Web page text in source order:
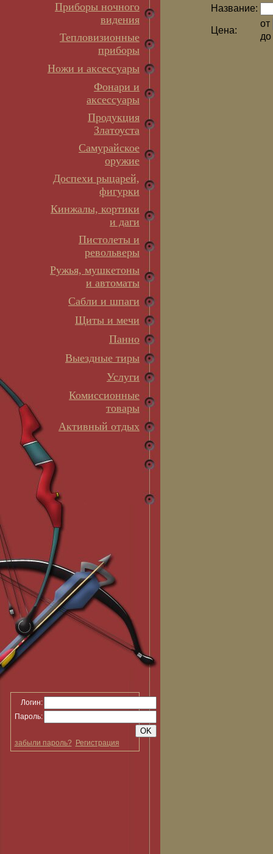
Приборы ночного
видения
Тепловизионные
приборы
Ножи и аксессуары
Фонари и
аксессуары
Продукция
Златоуста
Самурайское
оружие
Доспехи рыцарей,
фигурки
Кинжалы, кортики
и даги
Пистолеты и
револьверы
Ружья, мушкетоны
и автоматы
Сабли и шпаги
Щиты и мечи
Панно
Выездные тиры
Услуги
Комиссионные
товары
Активный отдых
Логин:
Пароль:
забыли пароль? Регистрация
Название:
Цена:
от
до